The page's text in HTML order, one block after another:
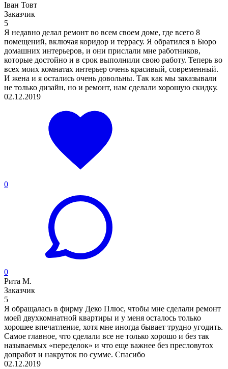
Іван Товт
Заказчик
5
Я недавно делал ремонт во всем своем доме, где всего 8
помещений, включая коридор и террасу. Я обратился в Бюро
домашних интерьеров, и они прислали мне работников,
которые достойно и в срок выполнили свою работу. Теперь во
всех моих комнатах интерьер очень красивый, современный.
И жена и я остались очень довольны. Так как мы заказывали
не только дизайн, но и ремонт, нам сделали хорошую скидку.
02.12.2019
0
0
Рита М.
Заказчик
5
Я обращалась в фирму Деко Плюс, чтобы мне сделали ремонт
моей двухкомнатной квартиры и у меня осталось только
хорошее впечатление, хотя мне иногда бывает трудно угодить.
Самое главное, что сделали все не только хорошо и без так
называемых «переделок» и что еще важнее без пресловутох
допработ и накруток по сумме. Спасибо
02.12.2019